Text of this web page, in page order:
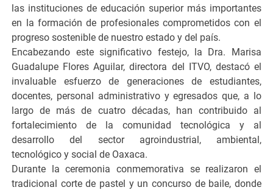
las instituciones de educación superior más importantes
en la formación de profesionales comprometidos con el
progreso sostenible de nuestro estado y del país.
Encabezando este significativo festejo, la Dra. Marisa
Guadalupe Flores Aguilar, directora del ITVO, destacó el
invaluable esfuerzo de generaciones de estudiantes,
docentes, personal administrativo y egresados que, a lo
largo de más de cuatro décadas, han contribuido al
fortalecimiento de la comunidad tecnológica y al
desarrollo del sector agroindustrial, ambiental,
tecnológico y social de Oaxaca.
Durante la ceremonia conmemorativa se realizaron el
tradicional corte de pastel y un concurso de baile, donde